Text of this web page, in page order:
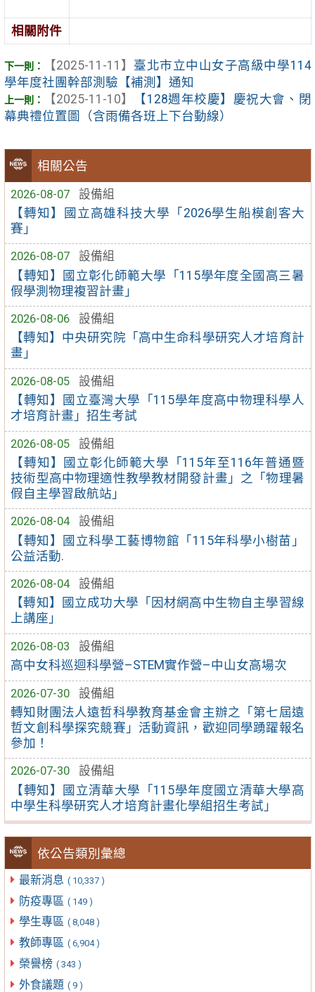
相關公告
2026-08-07
設備組
【轉知】國立高雄科技大學「2026學生船模創客大
賽」
2026-08-07
設備組
【轉知】國立彰化師範大學「115學年度全國高三暑
假學測物理複習計畫」
2026-08-06
設備組
【轉知】中央研究院「高中生命科學研究人才培育計
畫」
2026-08-05
設備組
【轉知】國立臺灣大學「115學年度高中物理科學人
才培育計畫」招生考試
2026-08-05
設備組
【轉知】國立彰化師範大學「115年至116年普通暨
技術型高中物理適性教學教材開發計畫」之「物理暑
假自主學習啟航站」
2026-08-04
設備組
【轉知】國立科學工藝博物館「115年科學小樹苗」
公益活動.
2026-08-04
設備組
【轉知】國立成功大學「因材網高中生物自主學習線
上講座」
2026-08-03
設備組
高中女科巡迴科學營–STEM實作營–中山女高場次
2026-07-30
設備組
轉知財團法人遠哲科學教育基金會主辦之「第七屆遠
哲文創科學探究競賽」活動資訊，歡迎同學踴躍報名
參加！
2026-07-30
設備組
【轉知】國立清華大學「115學年度國立清華大學高
中學生科學研究人才培育計畫化學組招生考試」
依公告類別彙總
最新消息 ( 10,337 )
防疫專區 ( 149 )
學生專區 ( 8,048 )
教師專區 ( 6,904 )
榮譽榜 ( 343 )
外食議題 ( 9 )
相關附件
【2025-11-11】 臺北市立中山女子高級中學114
學年度社團幹部測驗【補測】通知
【2025-11-10】
【128週年校慶】慶祝大會、閉
幕典禮位置圖（含雨備各班上下台動線）